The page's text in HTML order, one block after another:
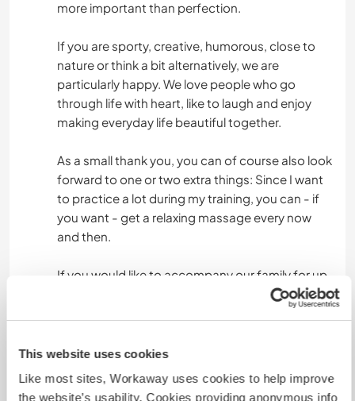
This website uses cookies
Like most sites, Workaway uses cookies to help improve
the website’s usability. Cookies providing anonymous info
more important than perfection.
If you are sporty, creative, humorous, close to
nature or think a bit alternatively, we are
particularly happy. We love people who go
through life with heart, like to laugh and enjoy
making everyday life beautiful together.
As a small thank you, you can of course also look
forward to one or two extra things: Since I want
to practice a lot during my training, you can - if
you want - get a relaxing massage every now
and then.
If you would like to accompany our family for up
to two years, create memories together and find
a real temporary home, then we look forward to